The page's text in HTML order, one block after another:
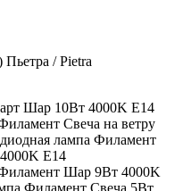
/ Pietra
Шар 10Вт 4000K E14
Свеча на ветру
лампа Филамент
E14
Шар 9Вт 4000K
Филамент Свеча 5Вт